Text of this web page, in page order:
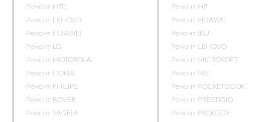
Ремонт HTC
Ремонт LENOVO
Ремонт HUAWEI
Ремонт LG
Ремонт MOTOROLA
Ремонт NOKIA
Ремонт PHILIPS
Ремонт ROVER
Ремонт SAGEM
Ремонт HP
Ремонт HUAWEI
Ремонт IRU
Ремонт LENOVO
Ремонт MICROSOFT
Ремонт MSI
Ремонт POCKETBOOK
Ремонт PRESTIGIO
Ремонт PROLOGY